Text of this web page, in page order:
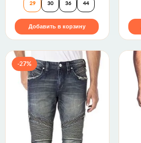
29 30 36 44
Добавить в корзину
-27%